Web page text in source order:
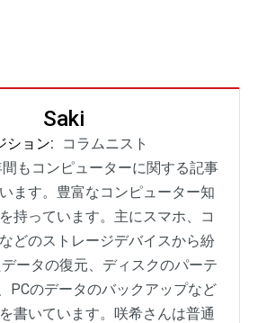
Saki
ション:
コラムニスト
もコンピューターに関する記事
ます。豊富なコンピューター知
持っています。主にスマホ、コ
どのストレージデバイスから紛
ータの復元、ディスクのパーテ
PCのデータのバックアップなど
書いています。咲希さんは普通